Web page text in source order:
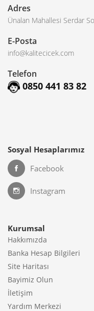
Adres
Ünalan Mahallesi Serdar
E-Posta
info@kalitecicek.com
Telefon
0850 441 83 82
Sosyal Hesaplarımız
Facebook
Instagram
Kurumsal
Hakkımızda
Banka Hesap Bilgileri
Site Haritası
Bayimiz Olun
İletişim
Yardım Merkezi